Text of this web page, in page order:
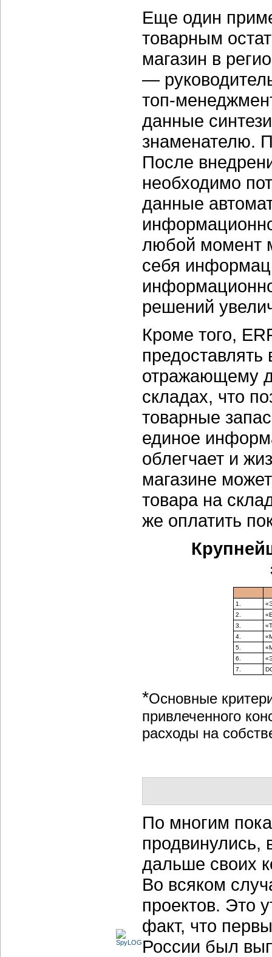
Еще один
товарным
магазин в
—
топ-
данные
знаменателю.
После
необходимо
данные
любой момент
себя
решений
Кроме того,
отражающему
складах, что
товарные
единое
облегчает и
магазине
товара на
же оплатить
1.
2.
3.
4.
5.
6.
7.
*Основные
привлеченного
расходы на
По многим
продвинулись,
дальше своих
Во всяком
проектов. Это
факт, что
России был